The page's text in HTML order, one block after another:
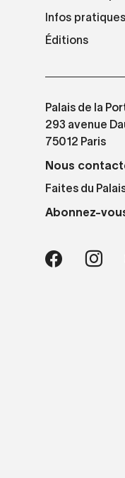
Infos pratiques
Éditions
Palais de la
293 avenue
75012 Paris
Nous
Faites du
Abonnez-